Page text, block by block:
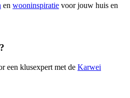
en wooninspiratie voor jouw huis en
een klusexpert met de Karwei